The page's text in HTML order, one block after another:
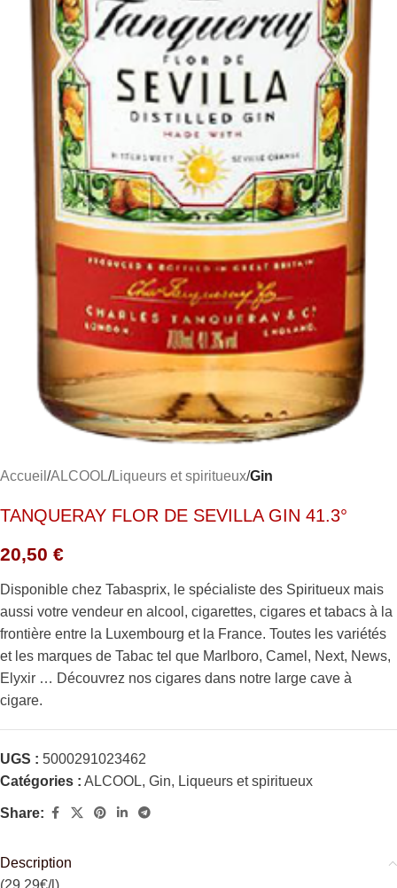
Accueil ALCOOL Liqueurs et spiritueux Gin
TANQUERAY FLOR DE SEVILLA GIN 41.3°
20,50 €
Disponible chez Tabasprix, le spécialiste des Spiritueux mais
aussi votre vendeur en alcool, cigarettes, cigares et tabacs à la
frontière entre la Luxembourg et la France. Toutes les variétés
et les marques de Tabac tel que Marlboro, Camel, Next, News,
Elyxir … Découvrez nos cigares dans notre large cave à
cigare.
UGS : 5000291023462
Catégories : ALCOOL, Gin, Liqueurs et spiritueux
Share:
Description
(29.29€/l)